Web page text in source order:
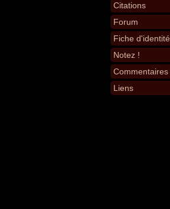
Citations
Forum
Fiche d'identité
Notez !
Commentaires
Liens